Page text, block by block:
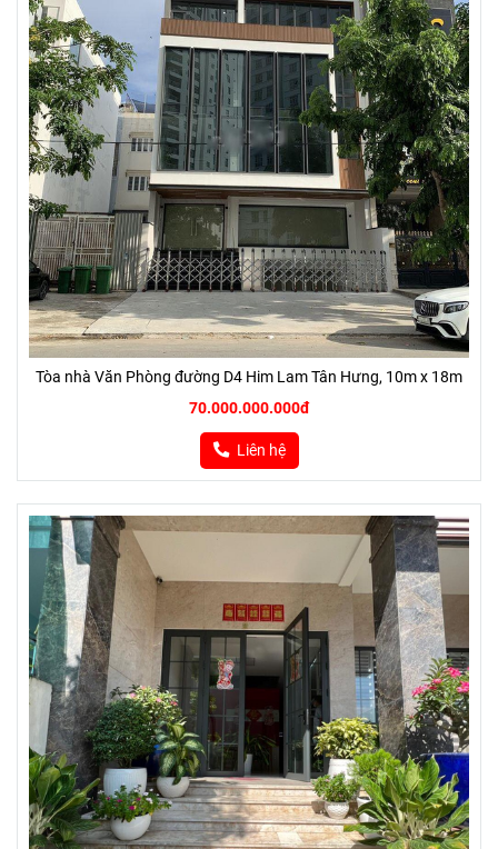
Tòa nhà Văn Phòng đường D4 Him Lam Tân Hưng, 10m x 18m
70.000.000.000đ
Liên hệ